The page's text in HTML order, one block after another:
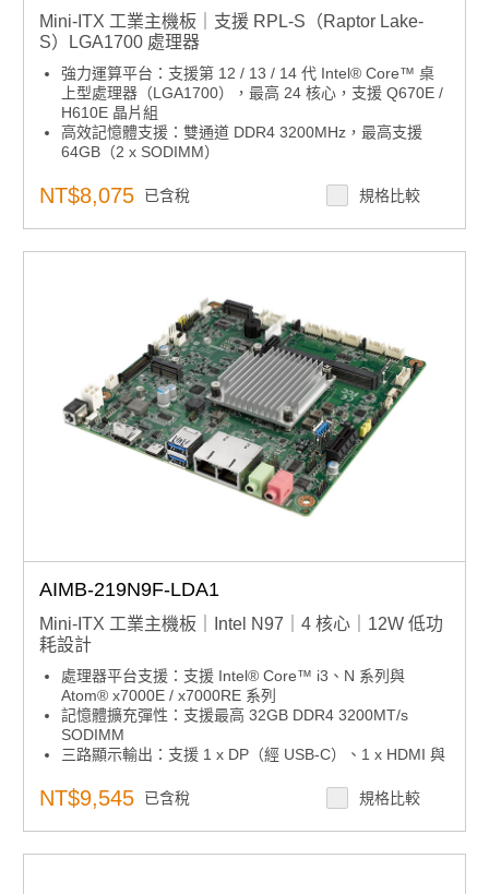
Mini-ITX 工業主機板｜支援 RPL-S（Raptor Lake-
S）LGA1700 處理器
強力運算平台：支援第 12 / 13 / 14 代 Intel® Core™ 桌
上型處理器（LGA1700），最高 24 核心，支援 Q670E /
H610E 晶片組
高效記憶體支援：雙通道 DDR4 3200MHz，最高支援
64GB（2 x SODIMM）
3.2 Gen2（10Gbps）、2.5GbE 網路
四顯示輸出：支援 2 x DP 1.4、1 x HDMI、1 x LVDS，
對應 4 路獨立 4K 顯示
擴充彈性佳：配置 M.2 M-Key（NVMe SSD）、M.2 E-
作業系統與工具：相容 Windows 10 LTSC 與 Ubuntu
22.04 LTS，支援 SUSI API 與 WISE-DeviceOn
NT$8,075 已含稅 規格比較
AIMB-219N9F-LDA1
Mini-ITX 工業主機板｜Intel N97｜4 核心｜12W 低功
耗設計
處理器平台支援：支援 Intel® Core™ i3、N 系列與
Atom® x7000E / x7000RE 系列
記憶體擴充彈性：支援最高 32GB DDR4 3200MT/s
SODIMM
三路顯示輸出：支援 1 x DP（經 USB-C）、1 x HDMI 與
完整 I/O 擴充：內建 1 x M.2 B-Key、1 x M.2 E-Key、3
x USB 3.2 Gen2x1、5 x USB 2.0、1 x USB Type-C 與 6
x COM
精巧無風扇設計：THIN Mini-ITX 板型，採低堆疊 I/O 與
NT$9,545 已含稅 規格比較